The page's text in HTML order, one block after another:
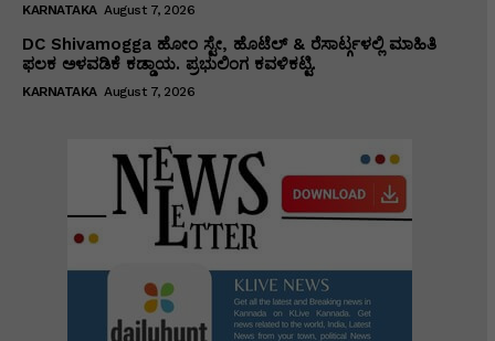
KARNATAKA August 7, 2026
DC Shivamogga ಹೋಂ ಸ್ಟೇ, ಹೊಟೆಲ್ & ರೆಸಾರ್ಟ್ಗಳಲ್ಲಿ ಮಾಹಿತಿ
ಫಲಕ ಅಳವಡಿಕೆ ಕಡ್ಡಾಯ. ಪ್ರಭುಲಿಂಗ ಕವಳಿಕಟ್ಟಿ.
KARNATAKA August 7, 2026